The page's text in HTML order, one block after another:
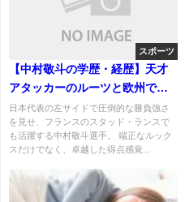
スポーツ
【中村敬斗の学歴・経歴】天才
アタッカーのルーツと欧州での
軌跡
日本代表の左サイドで圧倒的な勝負強さ
を見せ、フランスのスタッド・ランスで
も活躍する中村敬斗選手。 端正なルック
スだけでなく、卓越した得点感覚...